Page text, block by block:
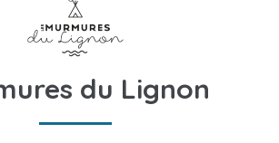
du Lignon